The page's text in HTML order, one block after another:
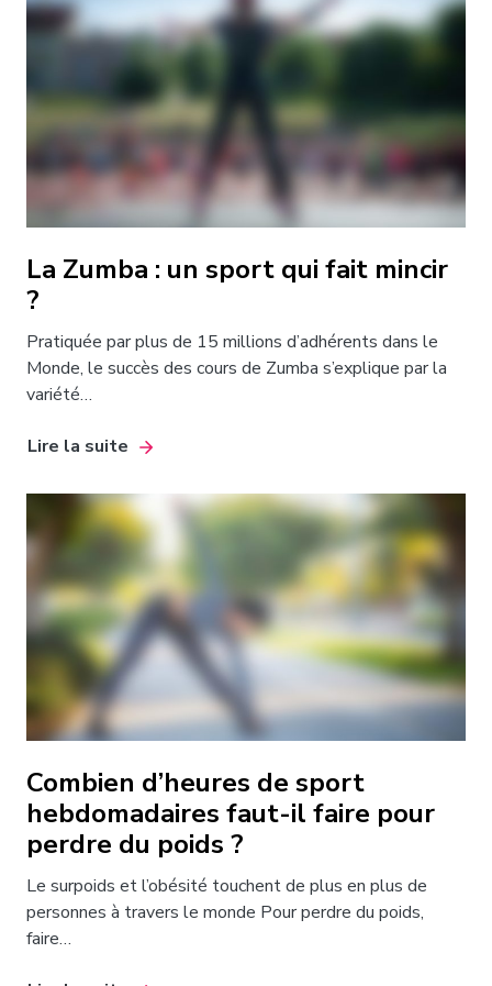
La Zumba : un sport qui fait mincir
?
Pratiquée par plus de 15 millions d’adhérents dans le
Monde, le succès des cours de Zumba s’explique par la
variété…
Lire la suite
Combien d’heures de sport
hebdomadaires faut-il faire pour
perdre du poids ?
Le surpoids et l’obésité touchent de plus en plus de
personnes à travers le monde Pour perdre du poids,
faire…